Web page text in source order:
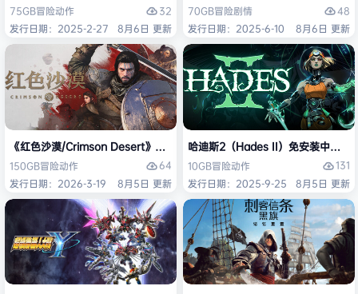
75GB冒险动作
32
发行日期：2025-2-27
8月6日 更新
70GB冒险剧情
48
发行日期：2025-6-10
8月6日 更新
《红色沙漠/Crimson Desert》免安装中文版
150GB冒险动作
64
发行日期：2026-3-19
8月5日 更新
哈迪斯2（Hades II）免安装中文版
10GB冒险动作
131
发行日期：2025-9-25
8月5日 更新